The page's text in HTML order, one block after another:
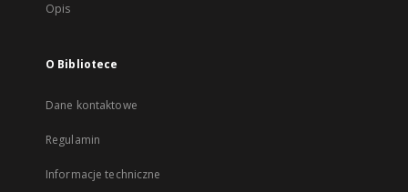
Opis
O Bibliotece
Dane kontaktowe
Regulamin
Informacje techniczne